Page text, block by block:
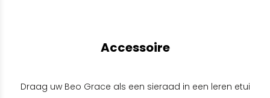
Accessoire
Draag uw Beo Grace als een sieraad in een leren etui